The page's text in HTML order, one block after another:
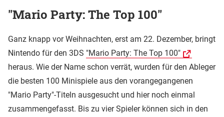
"Mario Party: The Top 100"
Ganz knapp vor Weihnachten, erst am 22. Dezember, bringt
Nintendo für den 3DS "Mario Party: The Top 100"
heraus. Wie der Name schon verrät, wurden für den Ableger
die besten 100 Minispiele aus den vorangegangenen
"Mario Party"-Titeln ausgesucht und hier noch einmal
zusammengefasst. Bis zu vier Spieler können sich in den